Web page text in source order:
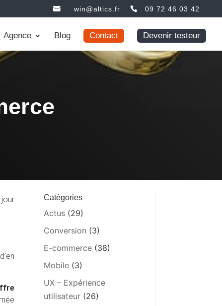
win@altics.fr 09 72 46 03 42
Agence Blog Contact Devenir testeur
d’en
Catégories
Actus (29)
Conversion (3)
E-commerce (38)
Mobile (3)
UX – Expérience
utilisateur (26)